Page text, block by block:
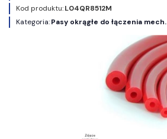
Kod produktu:L04QR8512M
Kategoria:Pasy okrągłe do łączenia mech.